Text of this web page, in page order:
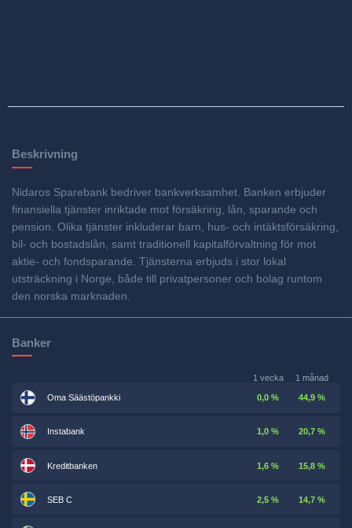
Beskrivning
Nidaros Sparebank bedriver bankverksamhet. Banken erbjuder
finansiella tjänster inriktade mot försäkring, lån, sparande och
pension. Olika tjänster inkluderar barn, hus- och intäktsförsäkring,
bil- och bostadslån, samt traditionell kapitalförvaltning för mot
aktie- och fondsparande. Tjänsterna erbjuds i stor lokal
utsträckning i Norge, både till privatpersoner och bolag runtom
den norska marknaden.
Banker
1 vecka 1 månad
Oma Säästöpankki 0,0 % 44,9 %
Instabank 1,0 % 20,7 %
Kreditbanken 1,6 % 15,8 %
SEB C 2,5 % 14,7 %